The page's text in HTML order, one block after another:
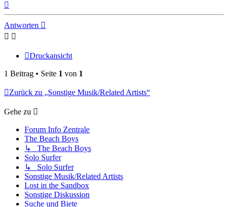
Antworten
Druckansicht
1 Beitrag • Seite 1 von 1
Zurück zu „Sonstige Musik/Related Artists“
Gehe zu
Forum Info Zentrale
The Beach Boys
↳ The Beach Boys
Solo Surfer
↳ Solo Surfer
Sonstige Musik/Related Artists
Lost in the Sandbox
Sonstige Diskussion
Suche und Biete